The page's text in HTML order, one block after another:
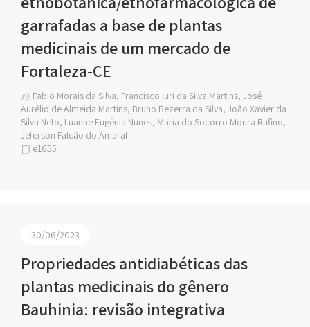
garrafadas a base de plantas
medicinais de um mercado de
Fortaleza-CE
Fabio Morais da Silva, Francisco Iuri da Silva Martins, José
Aurélio de Almeida Martins, Bruno Bezerra da Silva, João Xavier da
Silva Neto, Luanne Eugênia Nunes, Maria do Socorro Moura Rufino,
Jeferson Falcão do Amaral
e1655
30/06/2023
Propriedades antidiabéticas das
plantas medicinais do gênero
Bauhinia: revisão integrativa